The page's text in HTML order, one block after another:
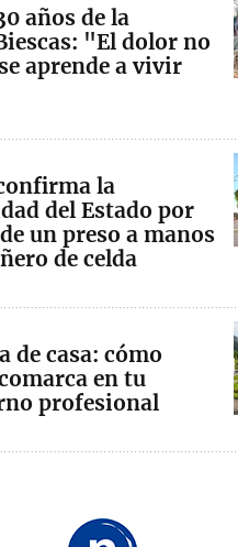
años de la
"El dolor no
aprende a vivir
la
del Estado por
un preso a manos
de celda
de casa: cómo
en tu
profesional